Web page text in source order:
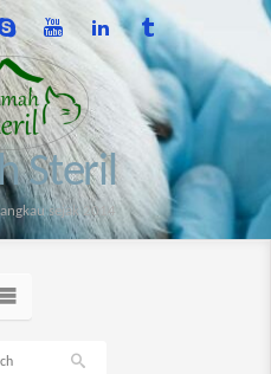
Steril
sejak 2014